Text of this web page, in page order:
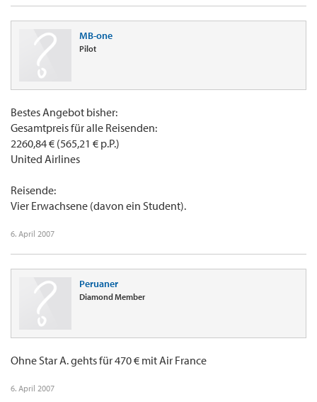
MB-one
Pilot
Bestes Angebot bisher:
Gesamtpreis für alle Reisenden:
2260,84 € (565,21 € p.P.)
United Airlines
Reisende:
Vier Erwachsene (davon ein Student).
6. April 2007
Peruaner
Diamond Member
Ohne Star A. gehts für 470 € mit Air France
6. April 2007